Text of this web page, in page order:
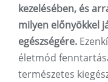
kezelésében, és
milyen előnyökkel
egészségére.
életmód
természetes